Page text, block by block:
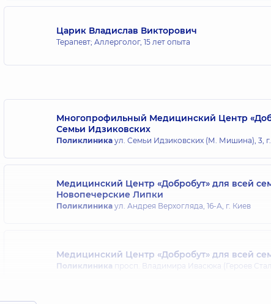
Царик Владислав Викторович
Терапевт; Аллерголог, 15 лет опыта
Многопрофильный Медицинский Центр
Семьи Идзиковских
Поликлиника ул. Семьи Идзиковских (М. Мишина), 3,
Медицинский Центр «Добробут» для всей
Новопечерские Липки
Поликлиника ул. Андрея Верхогляда, 16-А, г. Киев
Медицинский Центр «Добробут» для всей
Поликлиника просп. Владимира Ивасюка (Героев